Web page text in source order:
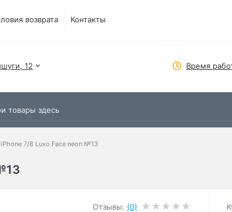
возврата Контакты
12 Время
7/8 Luxo Face neon №13
Отзывы: (0)